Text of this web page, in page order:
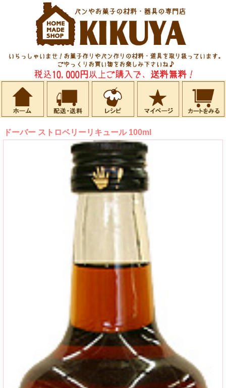
ドーバー ストロベリーリキュール 100ml